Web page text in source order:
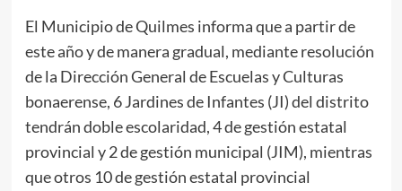
El Municipio de Quilmes informa que a partir de
este año y de manera gradual, mediante resolución
de la Dirección General de Escuelas y Culturas
bonaerense, 6 Jardines de Infantes (JI) del distrito
tendrán doble escolaridad, 4 de gestión estatal
provincial y 2 de gestión municipal (JIM), mientras
que otros 10 de gestión estatal provincial